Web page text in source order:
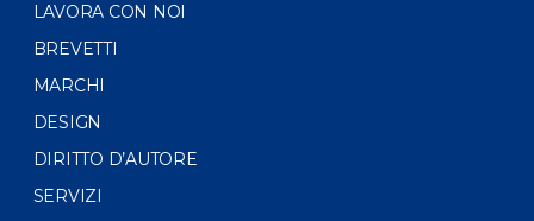
LAVORA CON NOI
BREVETTI
MARCHI
DESIGN
DIRITTO D’AUTORE
SERVIZI